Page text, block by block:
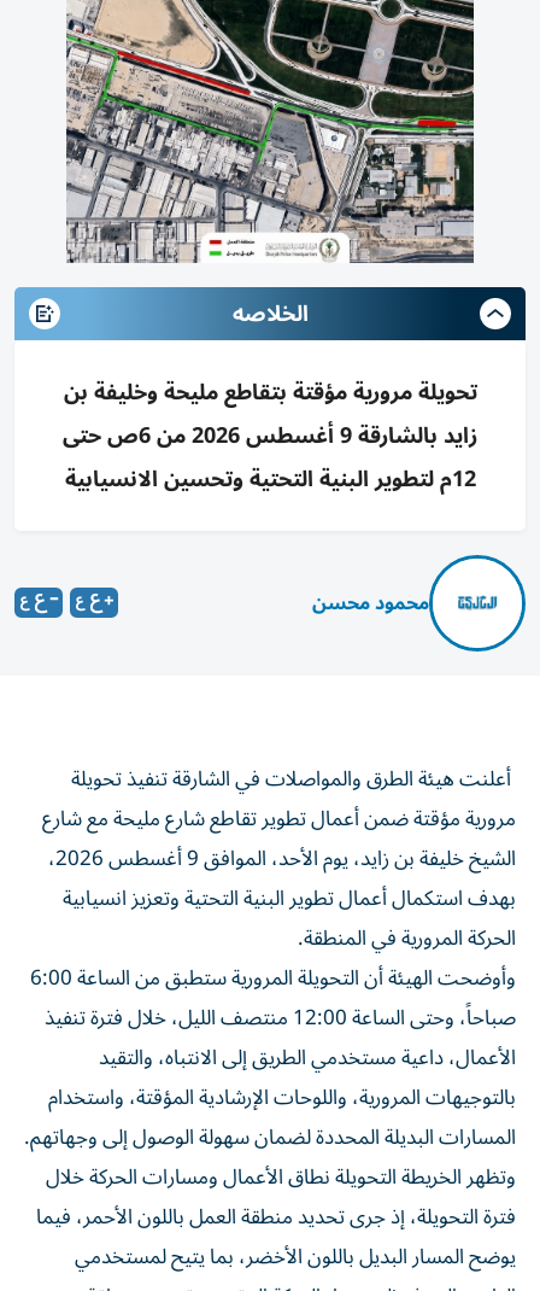
الخلاصه
تحويلة مرورية مؤقتة بتقاطع مليحة وخليفة بن
زايد بالشارقة 9 أغسطس 2026 من 6ص حتى
12م لتطوير البنية التحتية وتحسين الانسيابية
محمود محسن
أعلنت هيئة الطرق والمواصلات في الشارقة تنفيذ تحويلة
مرورية مؤقتة ضمن أعمال تطوير تقاطع شارع مليحة مع شارع
الشيخ خليفة بن زايد، يوم الأحد، الموافق 9 أغسطس 2026،
بهدف استكمال أعمال تطوير البنية التحتية وتعزيز انسيابية
الحركة المرورية في المنطقة.
وأوضحت الهيئة أن التحويلة المرورية ستطبق من الساعة 6:00
صباحاً، وحتى الساعة 12:00 منتصف الليل، خلال فترة تنفيذ
الأعمال، داعية مستخدمي الطريق إلى الانتباه، والتقيد
بالتوجيهات المرورية، واللوحات الإرشادية المؤقتة، واستخدام
المسارات البديلة المحددة لضمان سهولة الوصول إلى وجهاتهم.
وتظهر الخريطة التحويلة نطاق الأعمال ومسارات الحركة خلال
فترة التحويلة، إذ جرى تحديد منطقة العمل باللون الأحمر، فيما
يوضح المسار البديل باللون الأخضر، بما يتيح لمستخدمي